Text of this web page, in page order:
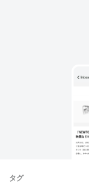
タグ